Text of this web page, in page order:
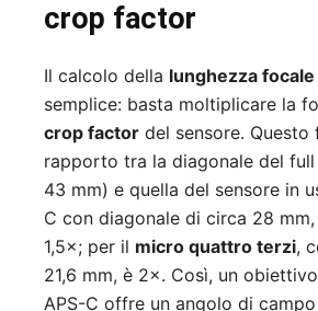
crop factor
Il calcolo della lunghezza
semplice: basta moltiplicare la
crop factor del sensore.
rapporto tra la diagonale del
43 mm) e quella del sensore in
C con diagonale di circa 28
1,5×; per il micro quattro terzi,
21,6 mm, è 2×. Così, un
APS-C offre un angolo di